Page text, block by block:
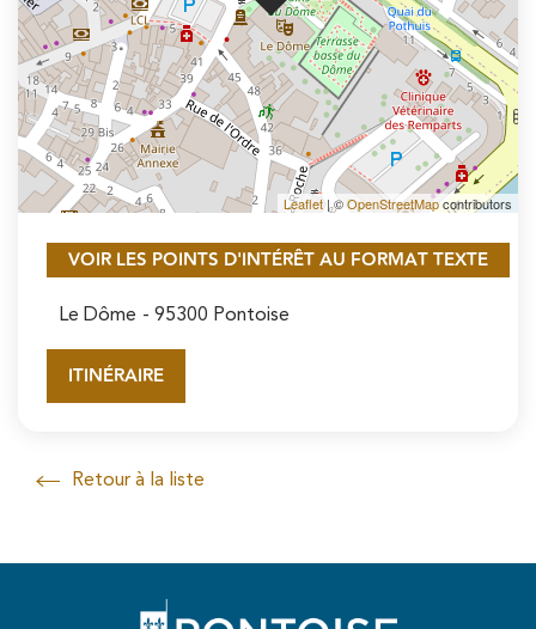
Leaflet| ©OpenStreetMapcontributors
VOIR LES POINTS D'INTÉRÊT AU FORMAT TEXTE
Le Dôme - 95300 Pontoise
ITINÉRAIRE
Retour à la liste
Retour à la liste